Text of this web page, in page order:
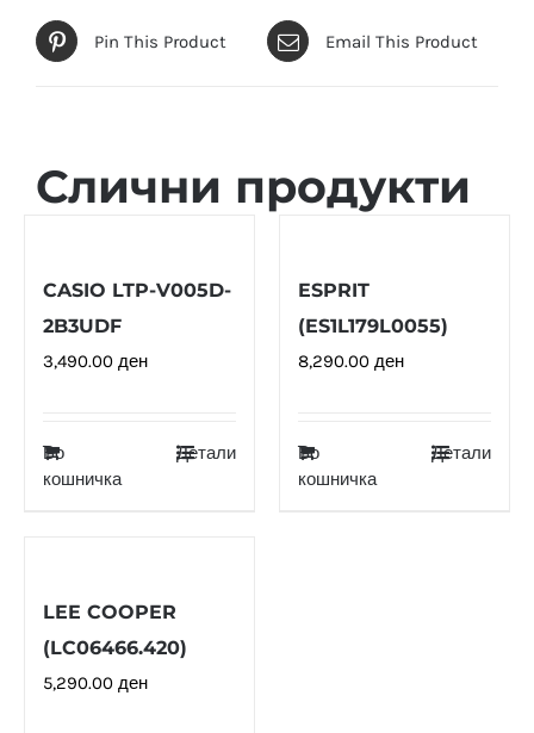
Pin This Product Email This Product
Слични продукти
CASIO LTP-V005D-
2B3UDF
3,490.00 ден
Во
кошничка
Детали
ESPRIT
(ES1L179L0055)
8,290.00 ден
Во
кошничка
Детали
LEE COOPER
(LC06466.420)
5,290.00 ден